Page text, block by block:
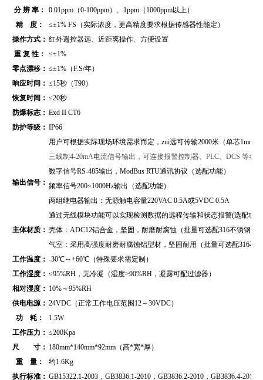
分 辨 率：
0.01ppm（0-100ppm）、1ppm（1000ppm以上）
精 度：
≤±1% FS（实际浓度，更高精度要求根据传感器性能定）
操作方式： 红外遥控器远、近距离操作、方便设置
重 复 性：
≤±1%
零点漂移： ≤±1%（F.S/年）
响应时间： ≤15秒（T90）
恢复时间： ≤20秒
防爆标志： Exd II CT6
防护等级： IP66
输出信号：
用户可根据实际现场环境需求而定，zui远可传输2000米（单芯1mm2
三线制4-20mA电流信号输出，可连接报警控制器、PLC、DCS 等各
数字信号RS-485输出， ModBus RTU通讯协议 （选配功能）
频率信号200~1000Hz输出（选配功能）
两组继电器输出：无源触电容量220VAC 0.5A或5VDC 0.5A
通过无线模块功能可以实现检测数据的远程传输和状态报警(选配功
主体材质： 壳体：ADC12铝合金，坚固，耐磨耐腐蚀（批量可选配316不锈钢壳
气室：采用高强度耐磨耐腐蚀铝型材，坚固耐用（批量可选配316不
工作温度： -30℃～+60℃（特殊要求需定制）
工作湿度： ≤95%RH，无冷凝（湿度>90%RH，凝露可配过滤器）
相对湿度： 10%～95%RH
供电电源： 24VDC（正常工作电压范围12～30VDC）
功 耗：
1.5W
工作压力： ≤200Kpa
尺 寸： 180mm*140mm*92mm（高*宽*厚）
重 量：
约1.6Kg
执行标准： GB15322.1-2003，GB3836.1-2010，GB3836.2-2010，GB3836.4-2010